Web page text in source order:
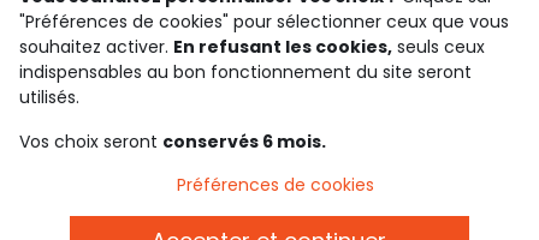
Conditions générales de ventes et d'utilisation
Conditions d’utilisation des réseaux sociaux
Politique de confidentialité
Cookies et données personnelles
Paramètres des cookies
"Préférences de cookies" pour sélectionner ceux que vous
souhaitez activer. En refusant les cookies, seuls ceux
indispensables au bon fonctionnement du site seront
utilisés.
Vos choix seront conservés 6 mois.
Préférences de cookies